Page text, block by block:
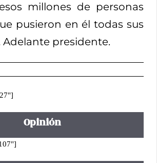
millones de personas
pusieron en él todas sus
Adelante presidente.
Opinión